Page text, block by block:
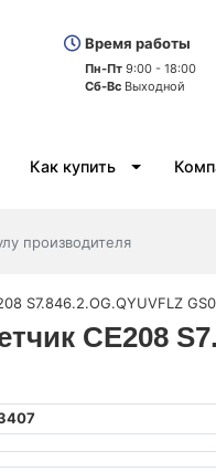
Время работы
Пн-Пт 9:00 - 18:00
Сб-Вс Выходной
Как купить
S7.846.2.OG.QYUVFLZ
CE208